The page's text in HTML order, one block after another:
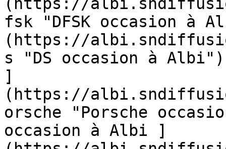
fsk "DFSK occasion à
(https://
s "DS occasion à
]
(https://
orsche "Porsche
occasion à Albi ]